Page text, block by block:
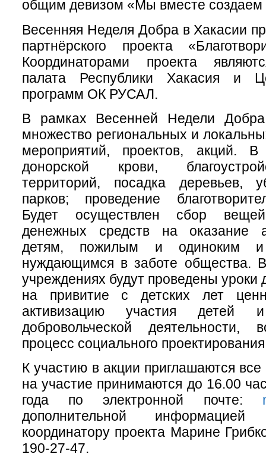
общим девизом «Мы вместе
Весенняя Неделя Добра в Хакасии
партнёрского проекта
Координаторами проекта
палата Республики Хакасия и
программ ОК РУСАЛ.
В рамках Весенней Недели Добра
множество региональных и
мероприятий, проектов, акций.
донорской крови,
территорий, посадка деревьев,
парков; проведение
Будет осуществлен сбор
денежных средств на оказание
детям, пожилым и одиноким
нуждающимся в заботе общества.
учреждениях будут проведены
на привитие с детских лет
активизацию участия детей
добровольческой
процесс социального
К участию в акции приглашаются
на участие принимаются до 16.00
года по электронной почте:
дополнительной
координатору проекта Марине
190-27-47.